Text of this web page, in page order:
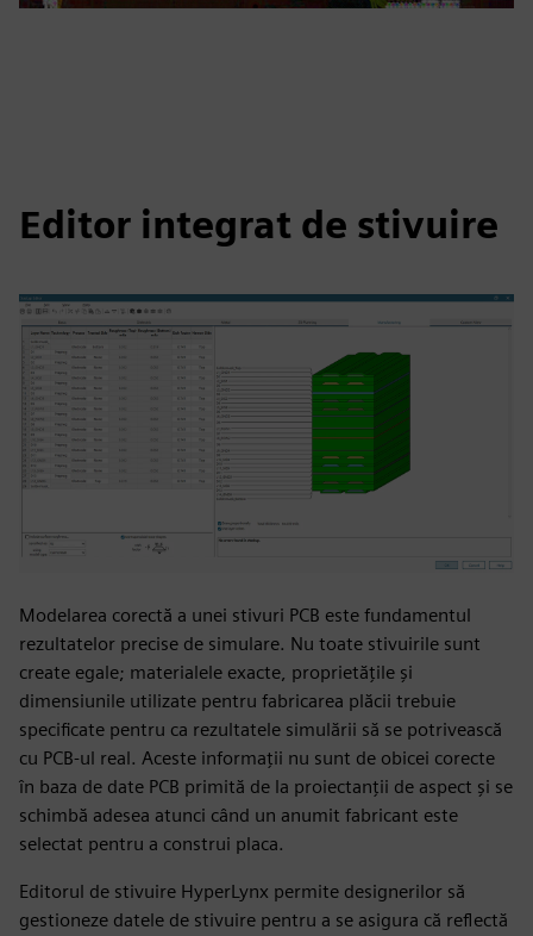
Editor integrat de stivuire
Modelarea corectă a unei stivuri PCB este fundamentul
rezultatelor precise de simulare. Nu toate stivuirile sunt
create egale; materialele exacte, proprietățile și
dimensiunile utilizate pentru fabricarea plăcii trebuie
specificate pentru ca rezultatele simulării să se potrivească
cu PCB-ul real. Aceste informații nu sunt de obicei corecte
în baza de date PCB primită de la proiectanții de aspect și se
schimbă adesea atunci când un anumit fabricant este
selectat pentru a construi placa.
Editorul de stivuire HyperLynx permite designerilor să
gestioneze datele de stivuire pentru a se asigura că reflectă